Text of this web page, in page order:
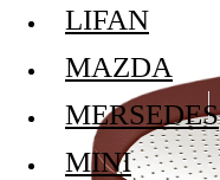
LIFAN
MAZDA
MERSEDES
MINI